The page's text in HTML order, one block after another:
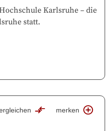
Karlsruhe – die
statt.
merken